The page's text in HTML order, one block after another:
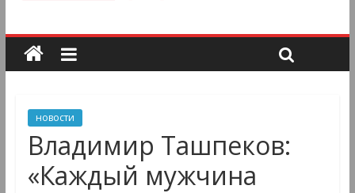
новости
Владимир Ташпеков:
«Каждый мужчина